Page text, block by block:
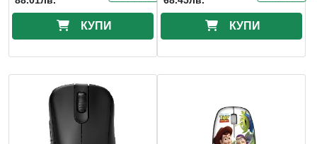
КУПИ КУПИ